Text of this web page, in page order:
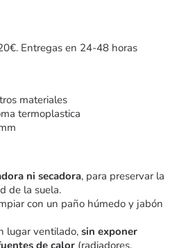
Entregas en 24-48 horas
materiales
termoplastica
ni secadora, para preservar la
de la suela.
con un paño húmedo y jabón
lugar ventilado, sin exponer
de calor (radiadores,